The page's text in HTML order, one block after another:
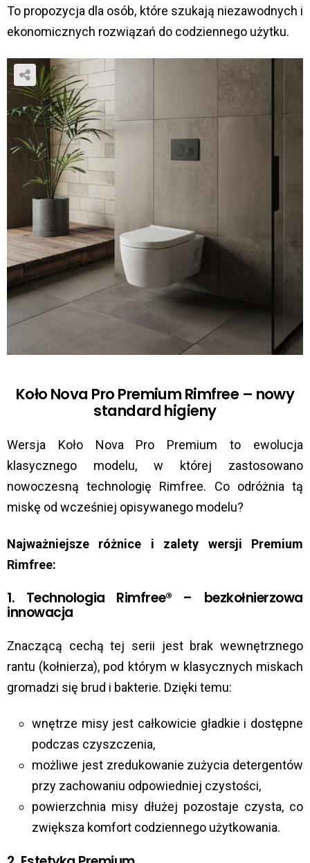
To propozycja dla osób, które szukają niezawodnych i
ekonomicznych rozwiązań do codziennego użytku.
Koło Nova Pro Premium Rimfree – nowy
standard higieny
Wersja Koło Nova Pro Premium to ewolucja
klasycznego modelu, w której zastosowano
nowoczesną technologię Rimfree. Co odróżnia tą
miskę od wcześniej opisywanego modelu?
Najważniejsze różnice i zalety wersji Premium
Rimfree:
1. Technologia Rimfree® – bezkołnierzowa
innowacja
Znaczącą cechą tej serii jest brak wewnętrznego
rantu (kołnierza), pod którym w klasycznych miskach
gromadzi się brud i bakterie. Dzięki temu:
wnętrze misy jest całkowicie gładkie i dostępne
podczas czyszczenia,
możliwe jest zredukowanie zużycia detergentów
przy zachowaniu odpowiedniej czystości,
powierzchnia misy dłużej pozostaje czysta, co
zwiększa komfort codziennego użytkowania.